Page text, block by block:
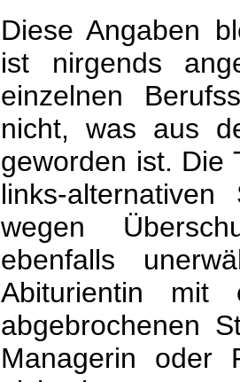
Diese Angaben
ist nirgends
einzelnen
nicht, was aus
geworden ist. Die
links-
wegen
ebenfalls
Abiturientin mit
abgebrochenen
Managerin oder